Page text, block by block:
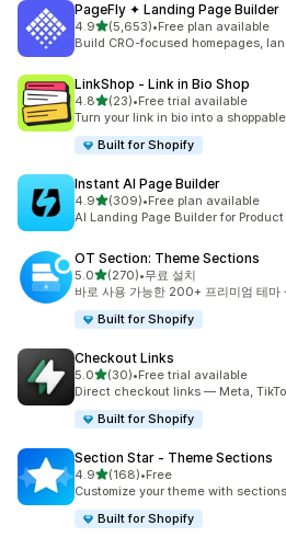
PageFly ✦ Landing Page Builder
4.9별 5개 중
(5,653)
총 리뷰 5653개
•Free plan available
Build CRO-focused homepages,
LinkShop ‑ Link in Bio Shop
4.8별 5개 중
(23)
총 리뷰 23개
•Free trial available
Turn your link in bio into a
Built for Shopify
Instant AI Page Builder
4.9별 5개 중
(309)
총 리뷰 309개
•Free plan available
AI Landing Page Builder for
OT Section: Theme Sections
5.0별 5개 중
(270)
총 리뷰 270개
•무료 설치
바로 사용 가능한 200+ 프리미엄 테마
Built for Shopify
Checkout Links
5.0별 5개 중
(30)
총 리뷰 30개
•Free trial available
Direct checkout links — Meta,
Built for Shopify
Section Star ‑ Theme Sections
4.9별 5개 중
(168)
총 리뷰 168개
•Free
Customize your theme with
Built for Shopify